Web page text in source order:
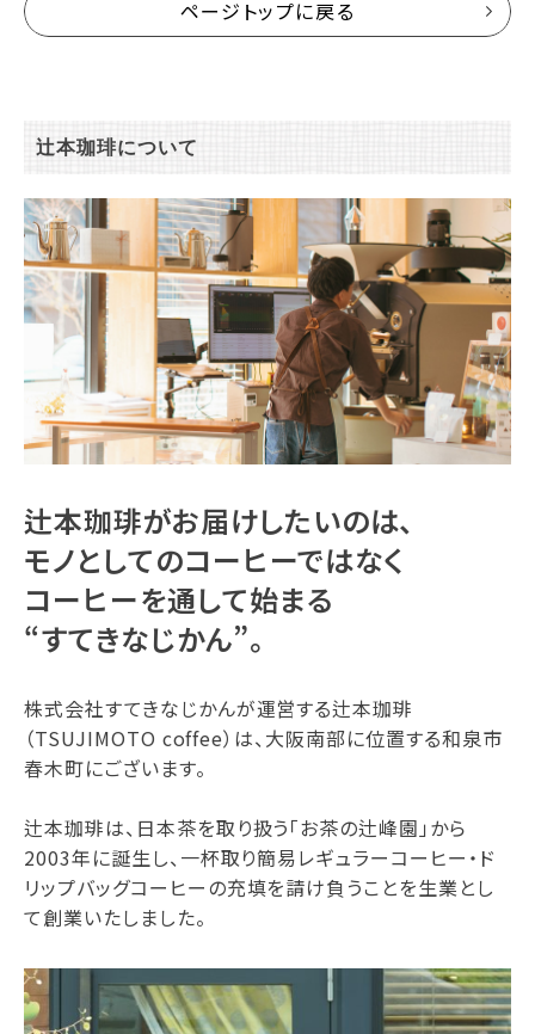
ページトップに戻る
辻本珈琲について
辻本珈琲がお届けしたいのは、
モノとしてのコーヒーではなく
コーヒーを通して始まる
“すてきなじかん”。
株式会社すてきなじかんが運営する辻本珈琲
（TSUJIMOTO coffee）は、大阪南部に位置する和泉市
春木町にございます。
辻本珈琲は、日本茶を取り扱う「お茶の辻峰園」から
2003年に誕生し、一杯取り簡易レギュラーコーヒー・ド
リップバッグコーヒーの充填を請け負うことを生業とし
て創業いたしました。